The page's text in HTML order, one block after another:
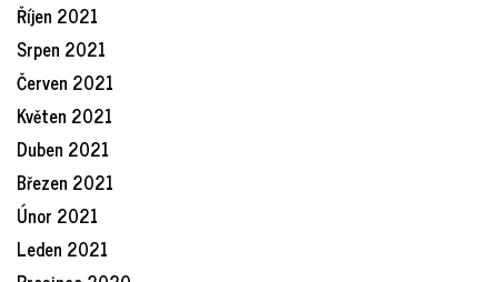
Říjen 2021
Srpen 2021
Červen 2021
Květen 2021
Duben 2021
Březen 2021
Únor 2021
Leden 2021